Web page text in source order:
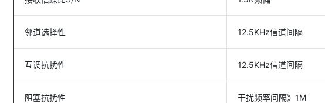
邻道选择性 12.5KHz信道间隔
互调抗扰性 12.5KHz信道间隔
阻塞抗扰性 干扰频率间隔》1M